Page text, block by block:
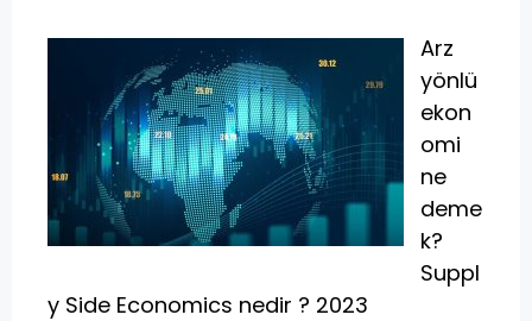
Arz
yönlü
ekon
omi
ne
deme
k?
Suppl
y Side Economics nedir ? 2023